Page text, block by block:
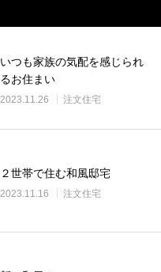
いつも家族の気配を感じられ
るお住まい
2023.11.26 注文住宅
２世帯で住む和風邸宅
2023.11.16 注文住宅